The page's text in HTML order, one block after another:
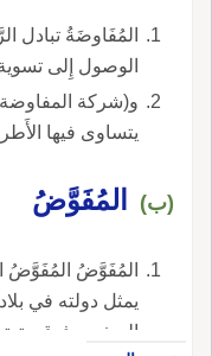
المُفَاوضَةُ تبادل
الوصول إِلى
و(شركة
يتساوى فيها
(ب) المُفَوَّضُ
المُفَوَّضُ
يمثل دولته في
السفير وفوق رتبة